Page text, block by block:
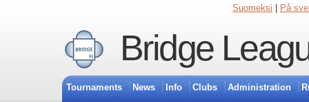
Suomeksi På
Bridge
Tournaments News Info Clubs Administration